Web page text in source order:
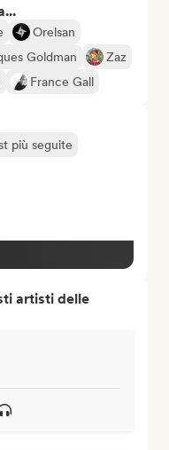
Orelsan
Goldman
Zaz
France Gall
più seguite
artisti delle